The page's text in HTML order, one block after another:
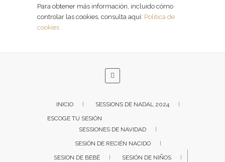
Para obtener más información, incluido cómo
controlar las cookies, consulta aquí: Política de
cookies
INICIO
SESSIONS DE NADAL 2024
ESCOGE TU SESIÓN
SESSIONES DE NAVIDAD
SESIÓN DE RECIÉN NACIDO
SESION DE BEBÉ
SESIÓN DE NIÑOS